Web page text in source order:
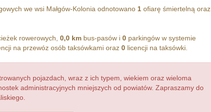
we wsi Małgów-Kolonia odnotowano 1ofiarę śmiertelną oraz
rowerowych, 0,0 kmbus-pasów i 0parkingów w systemie
na przewóz osób taksówkami oraz 0licencji na taksówki.
pojazdach, wraz z ich typem, wiekiem oraz wieloma
administracyjnych mniejszych od powiatów. Zapraszamy do